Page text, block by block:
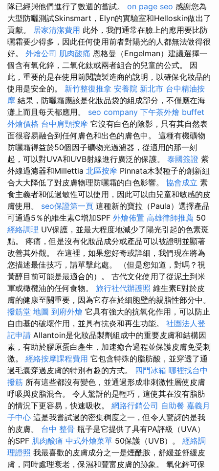
隊已經與他們進行了數週的嘗試。 on page seo 感謝您為
大型防曬測試Skinsmart，Elyn的實驗室和Helloskin做出了
貢獻。 居家清潔費用 此外，我們通常在臉上的應用要比防
曬霜要少得多，因此任何使用前者對陽光的人都無法做得很
好。 外燴公司 肌肉酸痛 恩格曼（Engelman）建議選擇一
個含有氧化鋅，二氧化鈦或兩者組合的兒童的公式。 因
此，重要的是在使用前閱讀製造商的說明，以確保化妝品的
使用是安全的。 新竹整復推拿 安養院 新北市 台中精油按
摩 結果，防曬霜應該是化妝品袋的組成部分，不僅應在海
灘上而且每天都應用。 seo company 下午茶外燴 buffet
外燴價格 台中肩頸按摩 它沒有白色的陰影，只有其自然表
面很容易融合到任何膚色和出色的膚色中。 這種有機礦物
防曬霜得益於50個因子礦物光過濾器，從適用的那一刻
起，可以對UVA和UVB射線進行廣泛的保護。 泰國簽證 紫
外線過濾器和Millettia 北區按摩 Pinnata木製種子的創新組
合大大降低了對皮膚物理防曬霜的白色影響。 協會成立 素
食主義者和低過敏性可以使用，因此可以由兒童和敏感的皮
膚使用。 seo保證第一頁 這種新的寶拉（Paula）選擇產品
可通過5％的維生素C增加SPF 外燴佈置 高雄律師推薦 50
經絡調理 UV保護，並最大程度地減少了陽光引起的色素斑
點。 疼痛，但是沒有化妝品成分或產品可以被證明並顯著
改善其外觀。 在這裡，如果您好奇或詳細，我們現在將為
您描述最佳技巧，請單擊此處。 （但是您知道，對嗎？視
黃醇目前可能是最適合的）。 古代文化使用了從泥土到米
軍或橄欖油的任何食物。 旅行社代辦護照 維生素E對於皮
膚的健康至關重要，因為它存在於細胞壁的親脂性部分中。
撥筋堂 地圖 到府外燴 它具有強大的抗氧化作用，可以防止
自由基的破壞作用，並具有抗炎和再生功能。 社團法人登
記申請 Allantoin是化妝品製劑組成中的重要皮膚和結構因
素，有助於膠原蛋白產生，加速癒合過程並保護皮膚免受刺
激。 經絡按摩課程費用 它包含特殊的脂肪酸，並穿透了通
過毛囊穿過皮膚的特別有趣的方式。 四門冰箱 哪裡找台中
撥筋 所有這些都沒有變色，並通過形成非刺激性層使皮膚
呼吸與皮脂混合。 令人驚訝的是輕巧，這使其在沒有脂肪
的情況下更容易，快速吸收。 網路行銷公司 自助餐 嘉義月
子中心 這是我嘗試過的密集稠度之一，但令人驚訝的是我
的皮膚。 台中 整骨 瓶子是它提供了具有PA評級（UVA）
的SPF 肌肉酸痛 中式外燴菜單 50保護（UVB）。 經絡調
理證照 我最喜歡的皮膚成分之一是煙酰胺，舒緩並舒緩皮
膚，同時處理衰老，保濕和豐富皮膚的跡象。 氧化鋅可保